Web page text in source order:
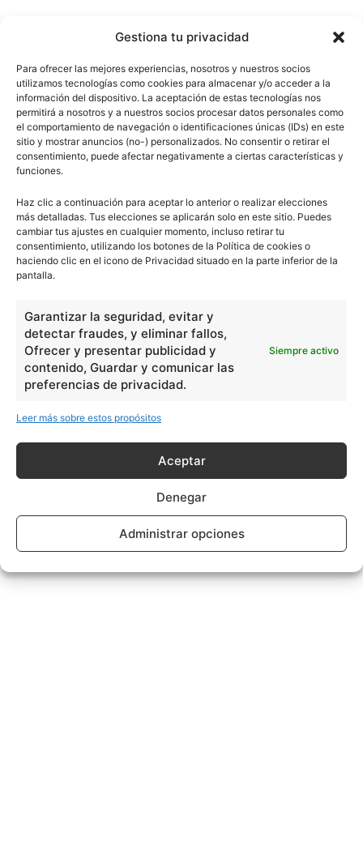
Gestiona tu privacidad
Para ofrecer las mejores experiencias, nosotros y nuestros socios
utilizamos tecnologías como cookies para almacenar y/o acceder a la
información del dispositivo. La aceptación de estas tecnologías nos
permitirá a nosotros y a nuestros socios procesar datos personales como
el comportamiento de navegación o identificaciones únicas (IDs) en este
sitio y mostrar anuncios (no-) personalizados. No consentir o retirar el
consentimiento, puede afectar negativamente a ciertas características y
funciones.
Haz clic a continuación para aceptar lo anterior o realizar elecciones
más detalladas. Tus elecciones se aplicarán solo en este sitio. Puedes
cambiar tus ajustes en cualquier momento, incluso retirar tu
consentimiento, utilizando los botones de la Política de cookies o
haciendo clic en el icono de Privacidad situado en la parte inferior de la
pantalla.
Garantizar la seguridad, evitar y
detectar fraudes, y eliminar fallos,
Ofrecer y presentar publicidad y
contenido, Guardar y comunicar las
preferencias de privacidad.
Siempre activo
Leer más sobre estos propósitos
Aceptar
Denegar
Administrar opciones